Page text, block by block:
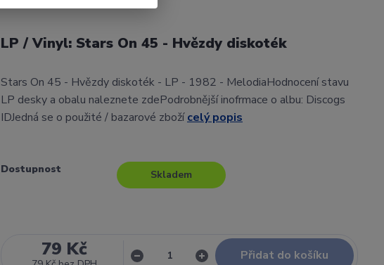
LP / Vinyl: Stars On 45 - Hvězdy diskoték
Stars On 45 - Hvězdy diskoték - LP - 1982 - MelodiaHodnocení stavu
LP desky a obalu naleznete zdePodrobnější inofrmace o albu: Discogs
IDJedná se o použité / bazarové zbožícelý popis
Dostupnost Skladem
79 Kč Přidat do košíku